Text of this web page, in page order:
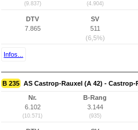
(9.837) (4.904)
DTV
7.865
SV
511
(6,5%)
Infos...
B 235 AS Castrop-Rauxel (A 42) -
Nr.
6.102
(10.571)
B-Rang
3.144
(935)